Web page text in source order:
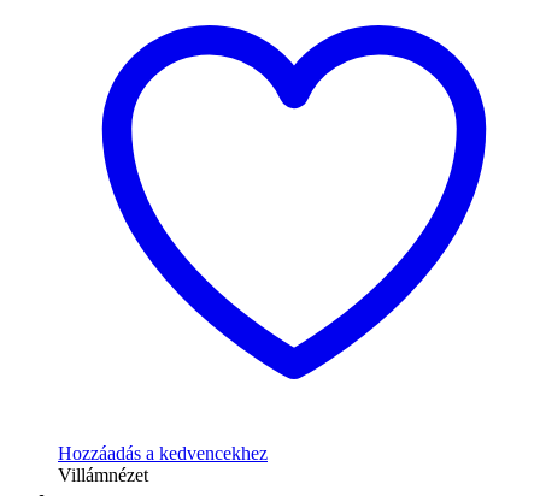
Hozzáadás a kedvencekhez
Villámnézet